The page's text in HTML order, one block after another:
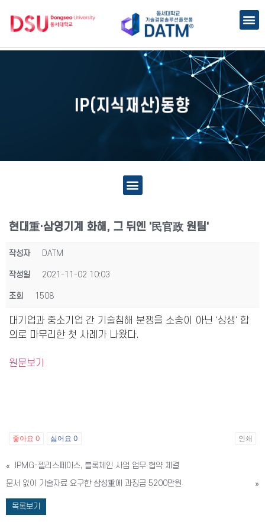
현대重·삼영기계 화해, 그 뒤엔 '民官政 원팀'
작성자 DATM
작성일 2021-11-02 10:03
조회 1508
대기업과 중소기업 간 기술침해 분쟁을 소송이 아닌 '상생' 합
의로 마무리한 첫 사례가 나왔다.
원문보기
좋아요 0 싫어요 0 인쇄
«
IPMG-젤리스페이스, 블록체인 사업 업무 협약 체결
문서 없이 기술자료 요구한 삼성重에 과징금 5200만원
»
목록보기